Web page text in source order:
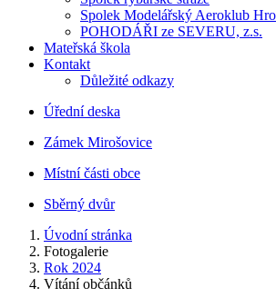
Spolek Modelářský Aeroklub
POHODÁŘI ze SEVERU, z.s.
Mateřská škola
Kontakt
Důležité odkazy
Úřední deska
Zámek Mirošovice
Místní části obce
Sběrný dvůr
Úvodní stránka
Fotogalerie
Rok 2024
Vítání občánků